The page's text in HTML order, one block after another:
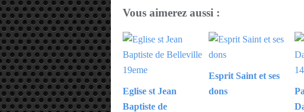
Vous aimerez aussi :
Eglise st Jean
Baptiste de
Esprit Saint et ses
dons